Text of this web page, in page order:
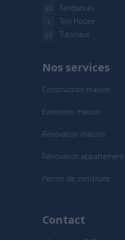
Tendances
44
Tiny House
7
Tutoriaux
23
Nos services
Construction maison
Extension maison
Rénovation maison
Rénovation appartement
Permis de construire
Contact